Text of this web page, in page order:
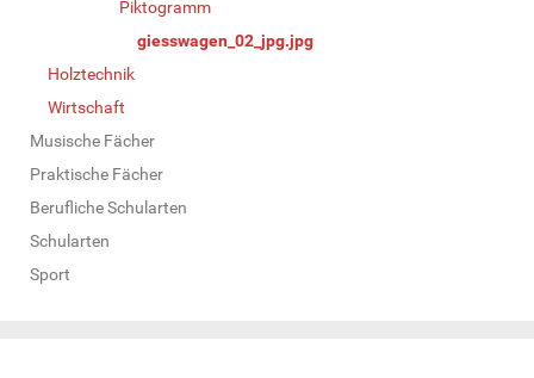
Piktogramm
giesswagen_02_jpg.jpg
Holztechnik
Wirtschaft
Musische Fächer
Praktische Fächer
Berufliche Schularten
Schularten
Sport